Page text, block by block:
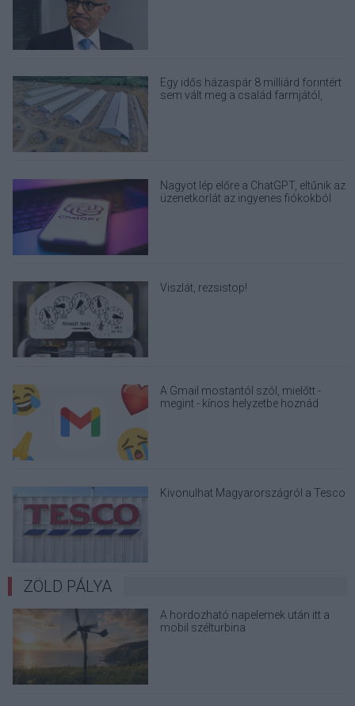
Egy idős házaspár 8 milliárd forintért
sem vált meg a család farmjától,
Nagyot lép előre a ChatGPT, eltűnik az
üzenetkorlát az ingyenes fiókokból
Viszlát, rezsistop!
A Gmail mostantól szól, mielőtt -
megint - kínos helyzetbe hoznád
Kivonulhat Magyarországról a Tesco
ZÖLD PÁLYA
A hordozható napelemek után itt a
mobil szélturbina